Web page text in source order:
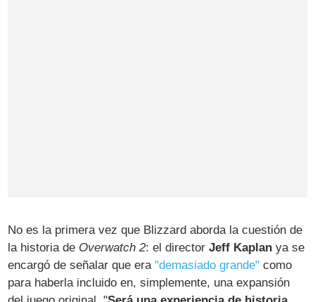
No es la primera vez que Blizzard aborda la cuestión de
la historia de Overwatch 2: el directorJeff Kaplan ya se
encargó de señalar que era"demasiado grande" como
para haberla incluido en, simplemente, una expansión